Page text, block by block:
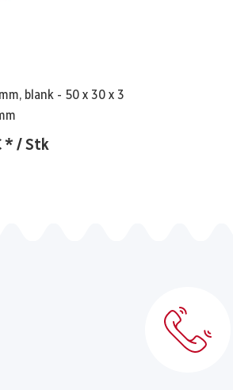
blank - 50 x 30 x 3
* / Stk